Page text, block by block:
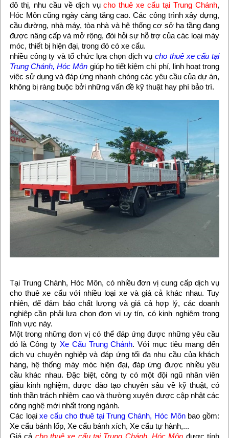
đô thị, nhu cầu về dịch vụcho thuê xe cẩu tại Trung Chánh,
Hóc Môn cũng ngày càng tăng cao. Các công trình xây dựng,
cầu đường, nhà máy, tòa nhà và hệ thống cơ sở hạ tầng đang
được nâng cấp và mở rộng, đòi hỏi sự hỗ trợ của các loại máy
móc, thiết bị hiện đại, trong đó có xe cẩu.
nhiều công ty và tổ chức lựa chọn dịch vụcho thuê xe cẩu tại
Trung Chánh, Hóc Môn giúp họ tiết kiệm chi phí, linh hoạt trong
việc sử dụng và đáp ứng nhanh chóng các yêu cầu của dự án,
không bị ràng buộc bởi những vấn đề kỹ thuật hay phí bảo trì.
Tại Trung Chánh, Hóc Môn, có nhiều đơn vị cung cấp dịch vụ
cho thuê xe cẩu với nhiều loại xe và giá cả khác nhau. Tuy
nhiên, để đảm bảo chất lượng và giá cả hợp lý, các doanh
nghiệp cần phải lựa chọn đơn vị uy tín, có kinh nghiệm trong
lĩnh vực này.
Một trong những đơn vị có thể đáp ứng được những yêu cầu
đó là Công ty Xe Cẩu Trung Chánh. Với mục tiêu mang đến
dịch vụ chuyên nghiệp và đáp ứng tối đa nhu cầu của khách
hàng, hệ thống máy móc hiện đại, đáp ứng được nhiều yêu
cầu khác nhau. Đặc biệt, công ty có một đội ngũ nhân viên
giàu kinh nghiệm, được đào tạo chuyên sâu về kỹ thuật, có
tinh thần trách nhiệm cao và thường xuyên được cập nhật các
công nghệ mới nhất trong ngành.
Các loạixe cẩu cho thuê tại Trung Chánh, Hóc Mônbao gồm:
Xe cẩu bánh lốp, Xe cẩu bánh xích, Xe cẩu tự hành,...
Giá cả cho thuê xe cẩu tại Trung Chánh, Hóc Môn được tính